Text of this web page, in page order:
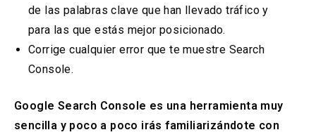
de las palabras clave que han llevado tráfico y
para las que estás mejor posicionado.
Corrige cualquier error que te muestre Search
Console.
Google Search Console es una herramienta muy
sencilla y poco a poco irás familiarizándote con